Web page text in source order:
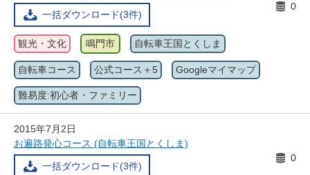
一括ダウンロード(3件)
0
観光・文化 鳴門市 自転車王国とくしま
自転車コース 公式コース＋5 Googleマイマップ
難易度:初心者・ファミリー
2015年7月2日
お遍路発心コース (自転車王国とくしま)
一括ダウンロード(3件)
0